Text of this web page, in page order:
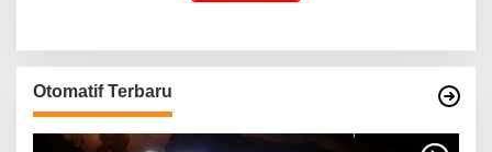
Otomatif Terbaru